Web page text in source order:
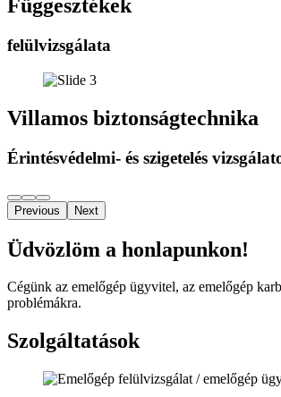
Függesztékek
felülvizsgálata
Villamos biztonságtechnika
Érintésvédelmi- és szigetelés
Previous Next
Üdvözlöm a honlapunkon!
Cégünk az emelőgép ügyvitel, az emelőgép
problémákra.
Szolgáltatások